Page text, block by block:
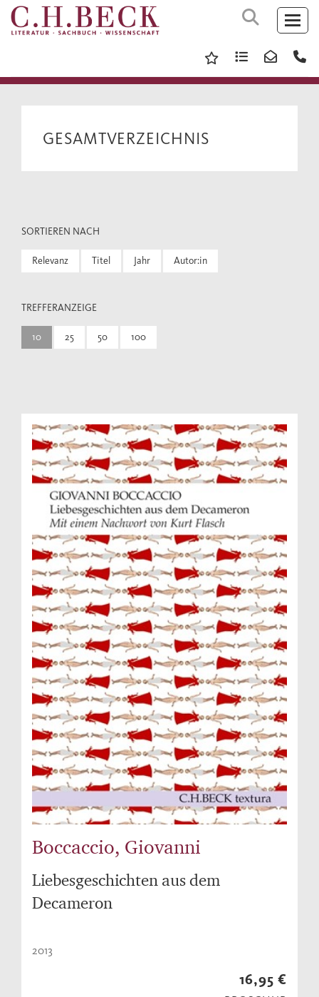
GESAMTVERZEICHNIS
SORTIEREN NACH
Relevanz Titel Jahr Autor:in
TREFFERANZEIGE
10 25 50 100
Boccaccio, Giovanni
Liebesgeschichten aus dem
Decameron
2013
16,95 €